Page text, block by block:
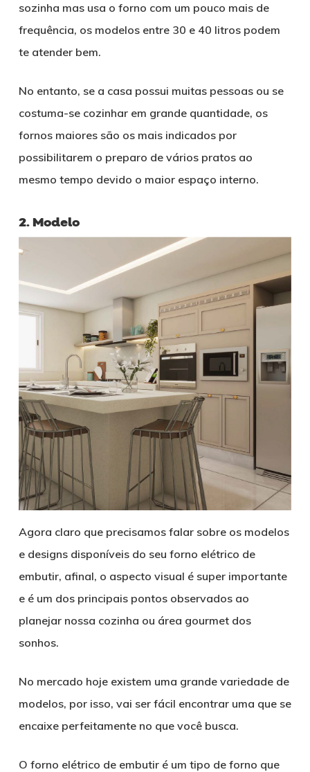
sozinha mas usa o forno com um pouco mais de
frequência, os modelos entre 30 e 40 litros podem
te atender bem.
No entanto, se a casa possui muitas pessoas ou se
costuma-se cozinhar em grande quantidade, os
fornos maiores são os mais indicados por
possibilitarem o preparo de vários pratos ao
mesmo tempo devido o maior espaço interno.
2. Modelo
Agora claro que precisamos falar sobre os modelos
e designs disponíveis do seu forno elétrico de
embutir, afinal, o aspecto visual é super importante
e é um dos principais pontos observados ao
planejar nossa cozinha ou área gourmet dos
sonhos.
No mercado hoje existem uma grande variedade de
modelos, por isso, vai ser fácil encontrar uma que se
encaixe perfeitamente no que você busca.
O forno elétrico de embutir é um tipo de forno que